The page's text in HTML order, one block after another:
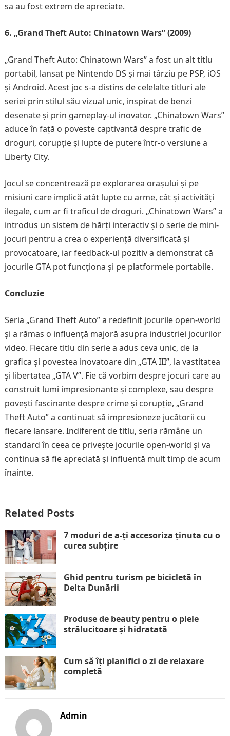
sa au fost extrem de apreciate.
6. „Grand Theft Auto: Chinatown Wars” (2009)
„Grand Theft Auto: Chinatown Wars” a fost un alt titlu
portabil, lansat pe Nintendo DS și mai târziu pe PSP, iOS
și Android. Acest joc s-a distins de celelalte titluri ale
seriei prin stilul său vizual unic, inspirat de benzi
desenate și prin gameplay-ul inovator. „Chinatown Wars”
aduce în față o poveste captivantă despre trafic de
droguri, corupție și lupte de putere într-o versiune a
Liberty City.
Jocul se concentrează pe explorarea orașului și pe
misiuni care implică atât lupte cu arme, cât și activități
ilegale, cum ar fi traficul de droguri. „Chinatown Wars” a
introdus un sistem de hărți interactiv și o serie de mini-
jocuri pentru a crea o experiență diversificată și
provocatoare, iar feedback-ul pozitiv a demonstrat că
jocurile GTA pot funcționa și pe platformele portabile.
Concluzie
Seria „Grand Theft Auto” a redefinit jocurile open-world
și a rămas o influență majoră asupra industriei jocurilor
video. Fiecare titlu din serie a adus ceva unic, de la
grafica și povestea inovatoare din „GTA III”, la vastitatea
și libertatea „GTA V”. Fie că vorbim despre jocuri care au
construit lumi impresionante și complexe, sau despre
povești fascinante despre crime și corupție, „Grand
Theft Auto” a continuat să impresioneze jucătorii cu
fiecare lansare. Indiferent de titlu, seria rămâne un
standard în ceea ce privește jocurile open-world și va
continua să fie apreciată și influentă mult timp de acum
înainte.
Related Posts
7 moduri de a-ți accesoriza ținuta cu o
curea subțire
Ghid pentru turism pe bicicletă în
Delta Dunării
Produse de beauty pentru o piele
strălucitoare și hidratată
Cum să îți planifici o zi de relaxare
completă
Admin